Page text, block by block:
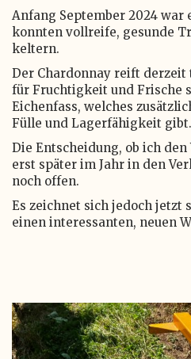
Anfang September 2024 war
konnten vollreife, gesunde
keltern.
Der Chardonnay reift
für Fruchtigkeit und Frische
Eichenfass, welches
Fülle und Lagerfähigkeit gibt.
Die Entscheidung, ob ich
erst später im Jahr in den
noch offen.
Es zeichnet sich jedoch jetzt
einen interessanten, neuen